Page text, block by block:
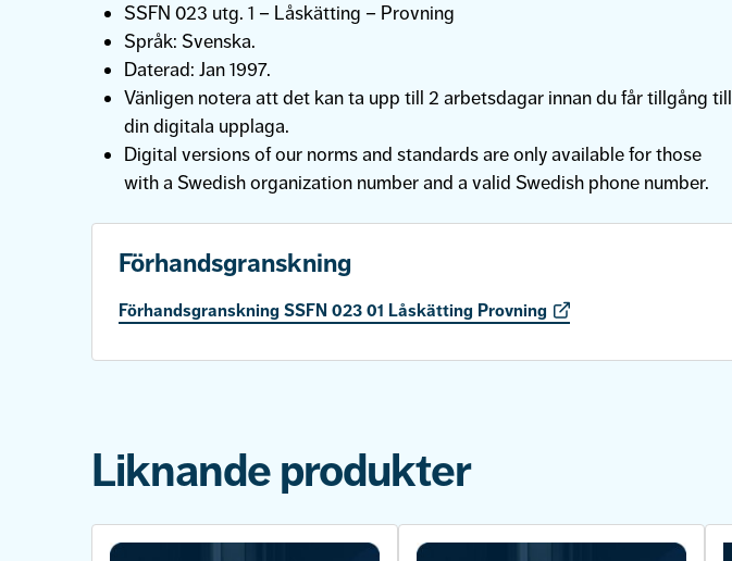
SSFN 023 utg. 1 – Låskätting – Provning
Språk: Svenska.
Daterad: Jan 1997.
Vänligen notera att det kan ta upp till 2 arbetsdagar innan du får tillgång till
din digitala upplaga.
Digital versions of our norms and standards are only available for those
with a Swedish organization number and a valid Swedish phone number.
Förhandsgranskning
Förhandsgranskning SSFN 023 01 Låskätting Provning
Liknande produkter